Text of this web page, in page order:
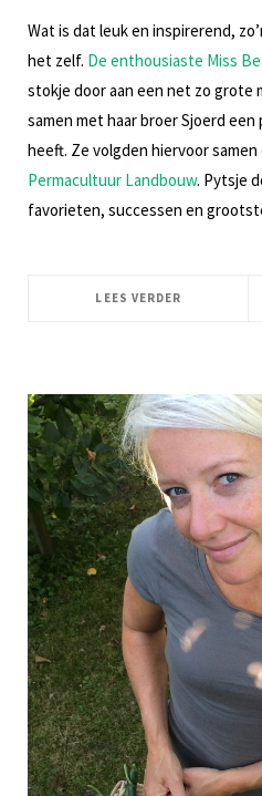
Wat is dat leuk en inspirerend,
het zelf. De enthousiaste Miss
stokje door aan een net zo grote
samen met haar broer Sjoerd
heeft. Ze volgden hiervoor samen
Permacultuur Landbouw. Pytsje
favorieten, successen en
LEES VERDER